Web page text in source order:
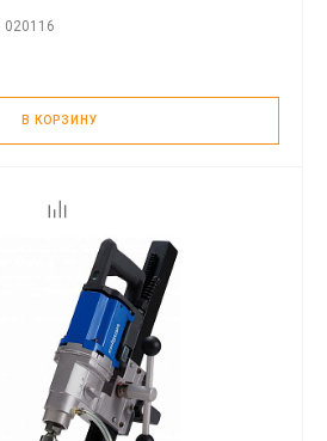
020116
В КОРЗИНУ